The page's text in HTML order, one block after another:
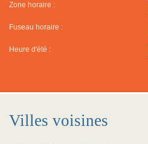
Zone horaire :
Fuseau horaire :
Heure d'été :
Villes voisines